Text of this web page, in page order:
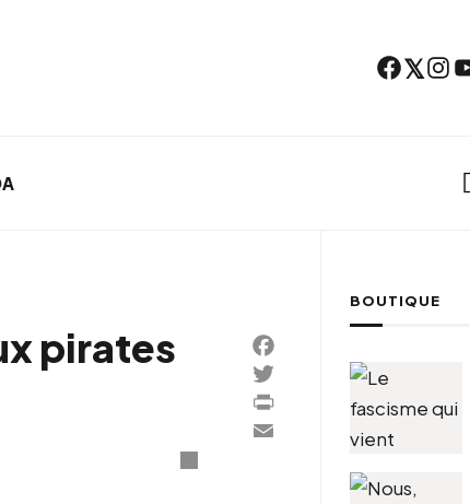
Facebook Twitter Instagram YouTube
pirates
Facebook
Twitter
PrintFriendly
Email
BOUTIQUE